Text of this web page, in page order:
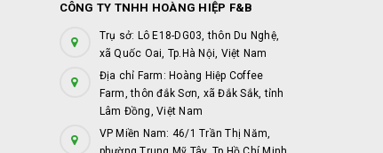
CÔNG TY TNHH HOÀNG HIỆP F&B
Trụ sở: Lô E18-DG03, thôn Du Nghệ,
xã Quốc Oai, Tp.Hà Nội, Việt Nam
Địa chỉ Farm: Hoàng Hiệp Coffee
Farm, thôn đắk Sơn, xã Đắk Sắk, tỉnh
Lâm Đồng, Việt Nam
VP Miền Nam: 46/1 Trần Thị Năm,